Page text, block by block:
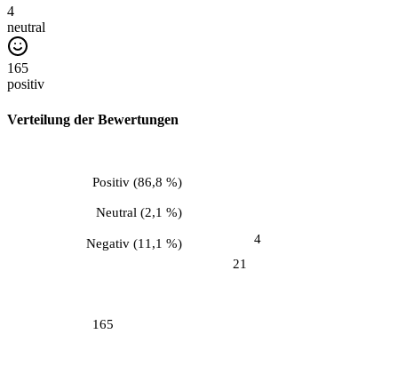
4
neutral
165
positiv
Verteilung der Bewertungen
21
Negativ(11,1 %) 4
Neutral(2,1 %)
165
Positiv(86,8 %)